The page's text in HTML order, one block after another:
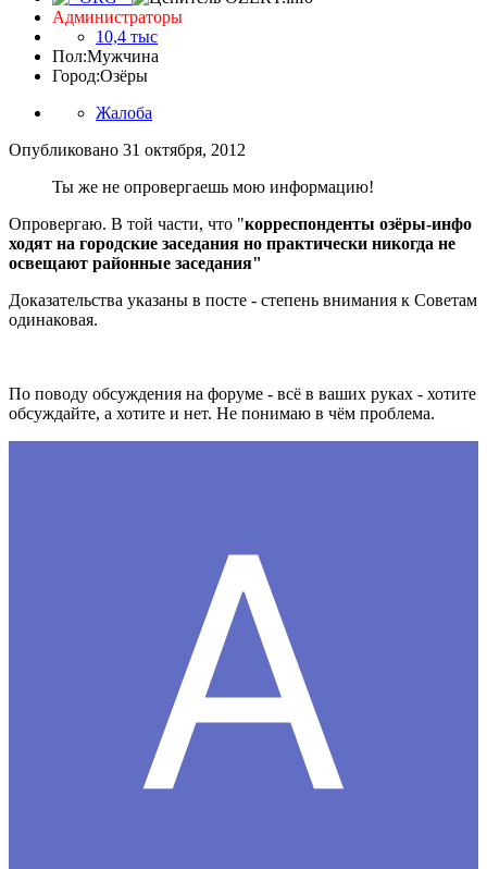
Администраторы
10,4 тыс
Пол:Мужчина
Город:Озёры
Жалоба
Опубликовано 31 октября, 2012
Ты же не опровергаешь мою информацию!
Опровергаю. В той части, что "корреспонденты озёры-инфо
ходят на городские заседания но практически никогда не
освещают районные заседания"
Доказательства указаны в посте - степень внимания к Советам
одинаковая.
По поводу обсуждения на форуме - всё в ваших руках - хотите
обсуждайте, а хотите и нет. Не понимаю в чём проблема.